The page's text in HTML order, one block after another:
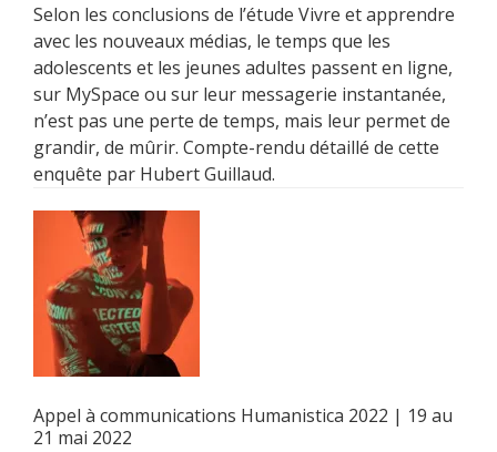
Selon les conclusions de l’étude Vivre et apprendre
avec les nouveaux médias, le temps que les
adolescents et les jeunes adultes passent en ligne,
sur MySpace ou sur leur messagerie instantanée,
n’est pas une perte de temps, mais leur permet de
grandir, de mûrir. Compte-rendu détaillé de cette
enquête par Hubert Guillaud.
Appel à communications Humanistica 2022 | 19 au
21 mai 2022